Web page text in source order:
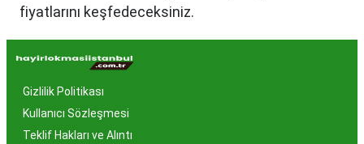
fiyatlarını keşfedeceksiniz.
Hayır Lokması İstanbul'da
Neden Popüler?
İstanbul, tarih ve kültür mirasıyla öne çıkan bir
şehir olmasıyla birlikte, geleneksel lezzetlerle de
Gizlilik Politikası
Kullanıcı Sözleşmesi
Teklif Hakları ve Alıntı